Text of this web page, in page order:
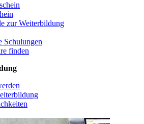
zur Weiterbildung
Schulungen
finden